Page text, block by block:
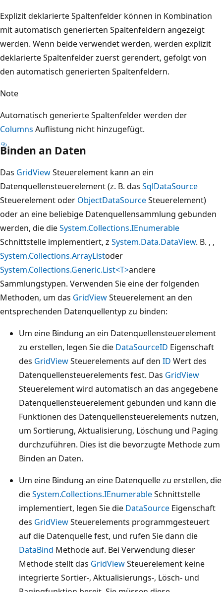
Explizit deklarierte Spaltenfelder können in Kombination
mit automatisch generierten Spaltenfeldern angezeigt
werden. Wenn beide verwendet werden, werden explizit
deklarierte Spaltenfelder zuerst gerendert, gefolgt von
den automatisch generierten Spaltenfeldern.
Note
Automatisch generierte Spaltenfelder werden der
Columns Auflistung nicht hinzugefügt.
Binden an Daten
Das GridViewSteuerelement kann an ein
Datenquellensteuerelement (z. B. das SqlDataSource
Steuerelement oder ObjectDataSourceSteuerelement)
oder an eine beliebige Datenquellensammlung gebunden
werden, die dieSystem.Collections.IEnumerable
Schnittstelle implementiert, z System.Data.DataView. B. , ,
System.Collections.ArrayListoder
System.Collections.Generic.List<T>andere
Sammlungstypen. Verwenden Sie eine der folgenden
Methoden, um das GridViewSteuerelement an den
entsprechenden Datenquellentyp zu binden:
Um eine Bindung an ein Datenquellensteuerelement
zu erstellen, legen Sie die DataSourceID Eigenschaft
des GridViewSteuerelements auf den ID Wert des
Datenquellensteuerelements fest. Das GridView
Steuerelement wird automatisch an das angegebene
Datenquellensteuerelement gebunden und kann die
Funktionen des Datenquellensteuerelements nutzen,
um Sortierung, Aktualisierung, Löschung und Paging
durchzuführen. Dies ist die bevorzugte Methode zum
Binden an Daten.
Um eine Bindung an eine Datenquelle zu erstellen, die
dieSystem.Collections.IEnumerableSchnittstelle
implementiert, legen Sie die DataSource Eigenschaft
des GridViewSteuerelements programmgesteuert
auf die Datenquelle fest, und rufen Sie dann die
DataBind Methode auf. Bei Verwendung dieser
Methode stellt das GridViewSteuerelement keine
integrierte Sortier-, Aktualisierungs-, Lösch- und